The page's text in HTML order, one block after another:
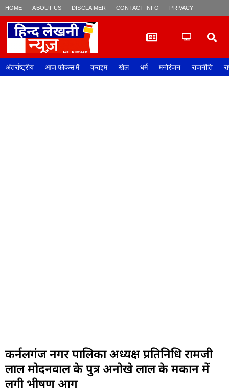
HOME ABOUT US DISCLAIMER CONTACT INFO PRIVACY POLICY
अंतर्राष्ट्रीय आज फोकस में क्राइम खेल धर्म मनोरंजन राजनीति
कर्नलगंज नगर पालिका अध्यक्ष प्रतिनिधि रामजी
लाल मोदनवाल के पुत्र अनोखे लाल के मकान में
लगी भीषण आग